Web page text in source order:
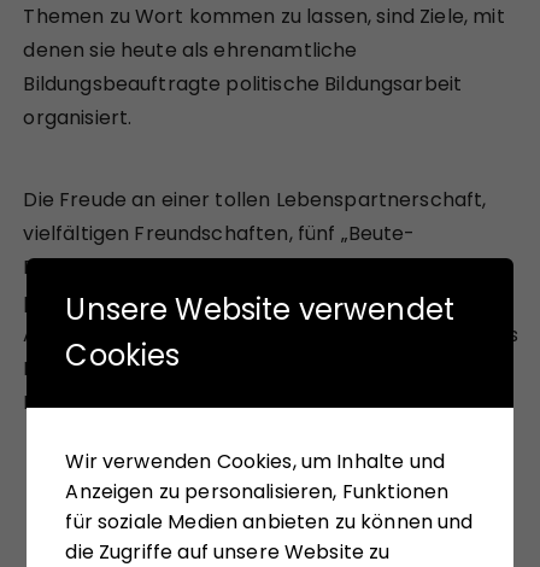
Themen zu Wort kommen zu lassen, sind Ziele, mit
denen sie heute als ehrenamtliche
Bildungsbeauftragte politische Bildungsarbeit
organisiert.
Die Freude an einer tollen Lebenspartnerschaft,
vielfältigen Freundschaften, fünf „Beute-
Enkelkindern“, Theater, Ballett, Museen und
politische Aktionen machen ihr Leben nach dem
Ausstieg aus dem Berufsleben genauso aus, wie das
Kümmern um ihre älteren und pflegebedürftigen
Familienmitglieder und ihre alte Katze Sophie.
Unsere Website verwendet
Cookies
Wir verwenden Cookies, um Inhalte und
Anzeigen zu personalisieren, Funktionen
für soziale Medien anbieten zu können und
die Zugriffe auf unsere Website zu